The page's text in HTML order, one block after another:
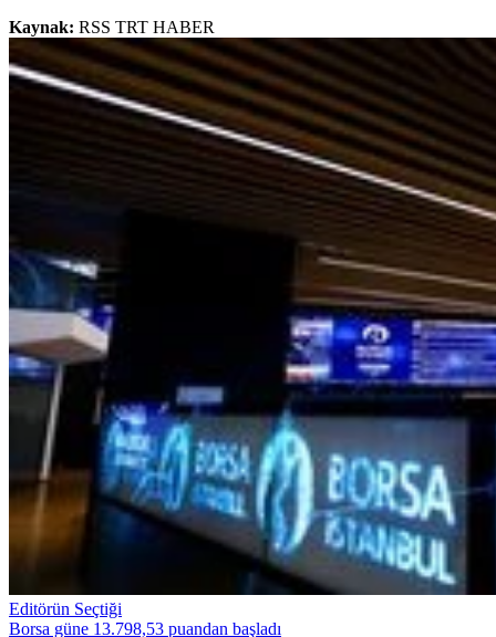
Kaynak: RSS TRT HABER
Editörün Seçtiği
Borsa güne 13.798,53 puandan başladı